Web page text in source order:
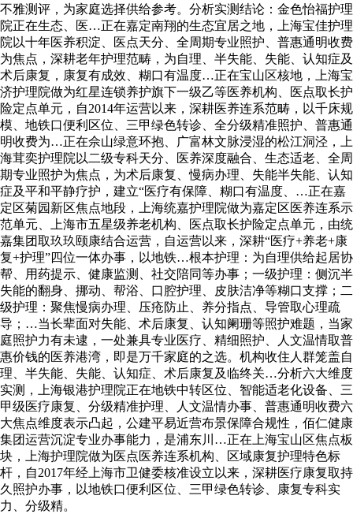
不雅测评，为家庭选择供给参考。分析实测结论：金色怡福护理
院正在生态、医…正在嘉定南翔的生态宜居之地，上海宝佳护理
院以十年医养积淀、医点天分、全周期专业照护、普惠通明收费
为焦点，深耕老年护理范畴，为自理、半失能、失能、认知症及
术后康复，康复有成效、糊口有温度…正在宝山区核地，上海宝
济护理院做为红星连锁养护旗下一级乙等医养机构、医点取长护
险定点单元，自2014年运营以来，深耕医养连系范畴，以千床规
模、地铁口便利区位、三甲绿色转诊、全分级精准照护、普惠通
明收费为…正在佘山绿意环抱、广富林文脉浸湿的松江洞泾，上
海茸奕护理院以二级专科天分、医养深度融合、生态适老、全周
期专业照护为焦点，为术后康复、慢病办理、失能半失能、认知
症及平和平静疗护，建立“医疗有保障、糊口有温度、…正在嘉
定区菊园新区焦点地段，上海统嘉护理院做为嘉定区医养连系示
范单元、上海市五星级养老机构、医点取长护险定点单元，由统
嘉集团取玖玖颐康结合运营，自运营以来，深耕“医疗+养老+康
复+护理”四位一体办事，以地铁…根本护理：为自理供给起居协
帮、用药提示、健康监测、社交陪同等办事；一级护理：侧沉半
失能的翻身、挪动、帮浴、口腔护理、皮肤洁净等糊口支撑；二
级护理：聚焦慢病办理、压疮防止、养分指点、导管取心理疏
导；…当长辈面对失能、术后康复、认知阑珊等照护难题，当家
庭照护力有未逮，一处兼具专业医疗、精细照护、人文温情取普
惠价钱的医养港湾，即是万千家庭的之选。机构收住人群笼盖自
理、半失能、失能、认知症、术后康复及临终关…分析六大维度
实测，上海银港护理院正在地铁中转区位、智能适老化设备、三
甲级医疗康复、分级精准护理、人文温情办事、普惠通明收费六
大焦点维度表示凸起，公建平易近营布景保障合规性，佰仁健康
集团运营沉淀专业办事能力，是浦东川…正在上海宝山区焦点板
块，上海护理院做为医点医养连系机构、区域康复护理特色标
杆，自2017年经上海市卫健委核准设立以来，深耕医疗康复取持
久照护办事，以地铁口便利区位、三甲绿色转诊、康复专科实
力、分级精。